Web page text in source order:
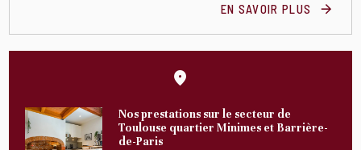
EN SAVOIR PLUS
Nos prestations sur le secteur de
Toulouse quartier Minimes et Barrière-
de-Paris